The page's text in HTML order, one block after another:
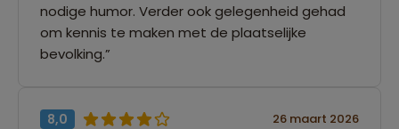
nodige humor. Verder ook gelegenheid gehad
om kennis te maken met de plaatselijke
bevolking.”
8,0 26 maart 2026